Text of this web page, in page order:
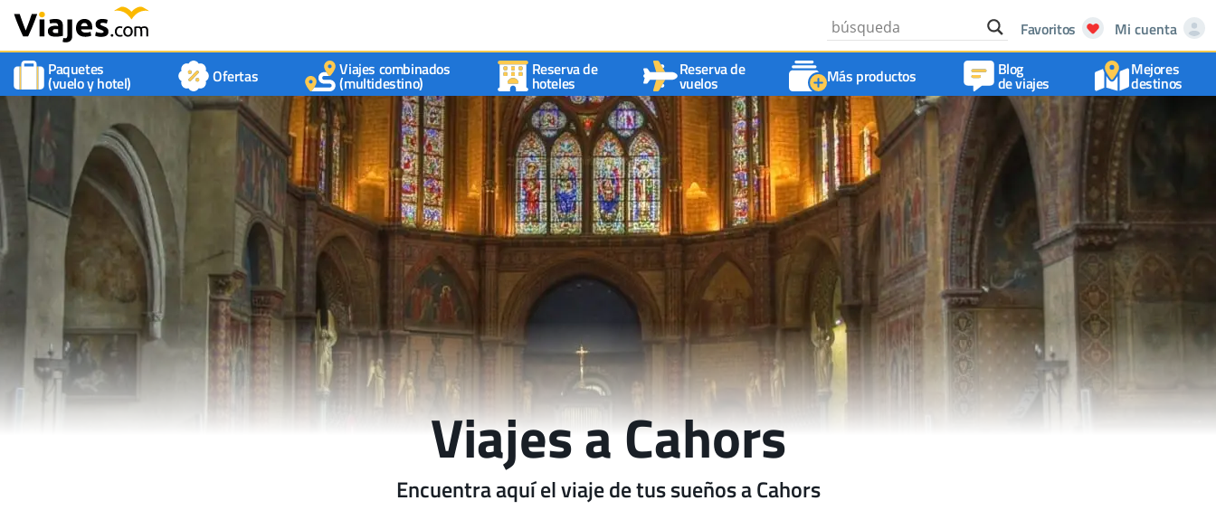
Favoritos
Mi cuenta
Paquetes
(vuelo y hotel) Ofertas Viajes combinados
(multidestino)
Reserva de
hoteles
Reserva de
vuelos Más productos Blog
de viajes
Mejores
destinos
Viajes a Cahors
Encuentra aquí el viaje de tus sueños a Cahors